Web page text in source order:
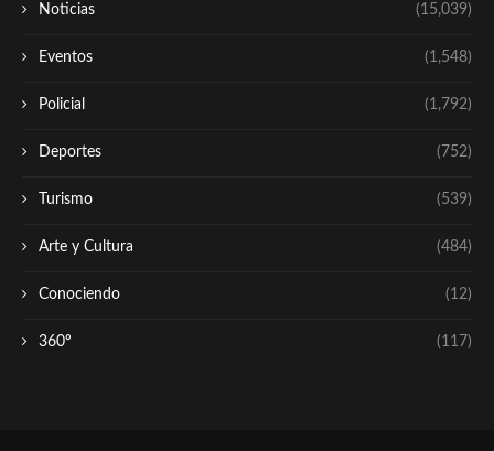
Noticias (15,039)
Eventos (1,548)
Policial (1,792)
Deportes (752)
Turismo (539)
Arte y Cultura (484)
Conociendo (12)
360º (117)